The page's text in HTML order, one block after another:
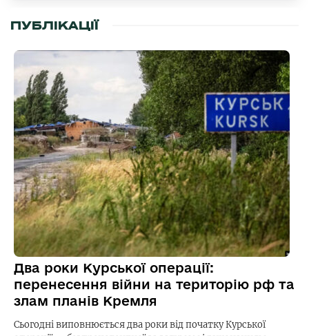
ПУБЛІКАЦІЇ
Два роки Курської операції:
перенесення війни на територію рф та
злам планів Кремля
Сьогодні виповнюється два роки від початку Курської